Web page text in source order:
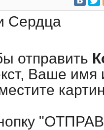
Сердца
отправить
Ваше имя